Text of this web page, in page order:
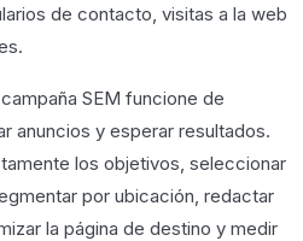
de contacto, visitas a la web
SEM funcione de
anuncios y esperar resultados.
los objetivos, seleccionar
por ubicación, redactar
la página de destino y medir